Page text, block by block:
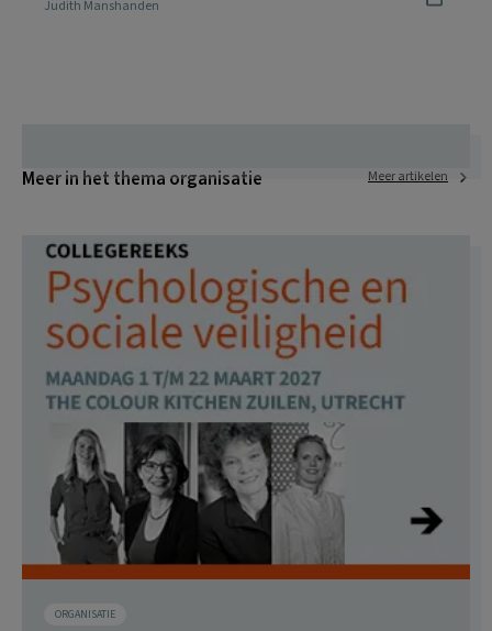
Judith Manshanden
Meer in het thema organisatie Meer artikelen
ORGANISATIE